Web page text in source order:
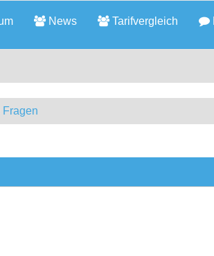
News Tarifvergleich
Fragen